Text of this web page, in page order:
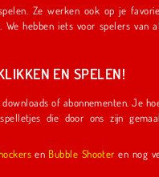
EN SPELEN!
Shockers en Bubble Shooter en nog veel